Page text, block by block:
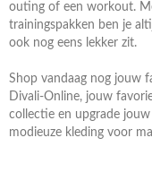
outing of een workout.
trainingspakken ben je
ook nog eens lekker zit.
Shop vandaag nog jouw
Divali-Online, jouw
collectie en upgrade
modieuze kleding voor